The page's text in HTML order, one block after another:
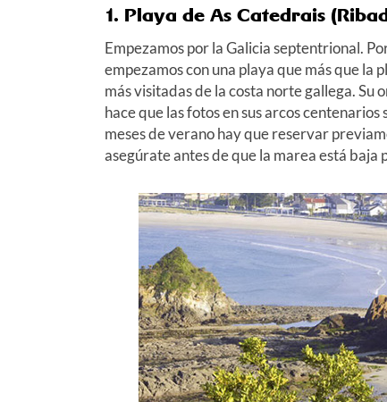
1. Playa de As Catedrais
Empezamos por la Galicia septentrional.
empezamos con una playa que más que la
más visitadas de la costa norte gallega.
hace que las fotos en sus arcos
meses de verano hay que reservar
asegúrate antes de que la marea está